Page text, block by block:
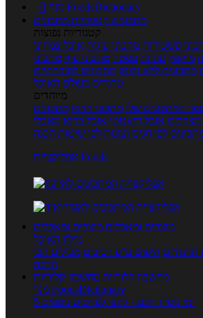

מנוי FoodsDictionary
מתכונים קטגוריות מתכונים
קטגוריות נפוצות
פשטידות מתכוני עוגות אוכל צמחוני
מוקפץ עוגיות פסטה מתכוני עוף מתכוני
מתכונים ללא גלוטן מתכונים לסוכרתיים
טרנדים בעולם האוכל
מיוחדים
המתכונים שלי מתכוני וידאו מתכונים
מצרכים אוכל דיאטטי אוכל בריא מאכלי
לפי חגים ועונות לפי שיטות הכנה
אפליקציית Foods
מוצרים ומאכלים מוצרים ומאכלים
מילון האוכל
חיפוש ע"פ רכיבים מכילים הכי
הרבה
מחשבון קלוריות מחשבון קלוריות
מנוי FoodsDictionary
5 ימי ניסיון חינם - לחצו לפרטים נוספים